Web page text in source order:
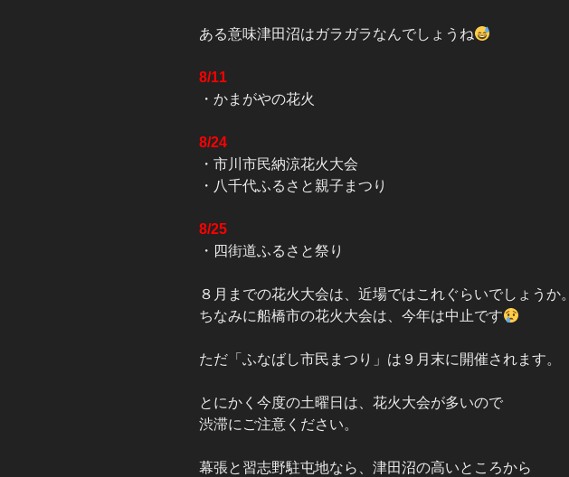
ある意味津田沼はガラガラなんでしょうね
8/11
・かまがやの花火
8/24
・市川市民納涼花火大会
・八千代ふるさと親子まつり
8/25
・四街道ふるさと祭り
８月までの花火大会は、近場ではこれぐらいでしょうか。
ちなみに船橋市の花火大会は、今年は中止です
ただ「ふなばし市民まつり」は９月末に開催されます。
とにかく今度の土曜日は、花火大会が多いので
渋滞にご注意ください。
幕張と習志野駐屯地なら、津田沼の高いところから